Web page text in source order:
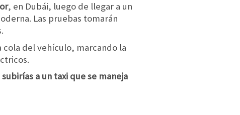
, en Dubái, luego de llegar a un
Las pruebas tomarán
cola del vehículo, marcando la
subirías a un taxi que se maneja